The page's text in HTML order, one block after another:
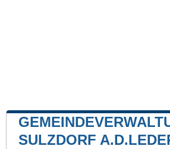
SULZDORF